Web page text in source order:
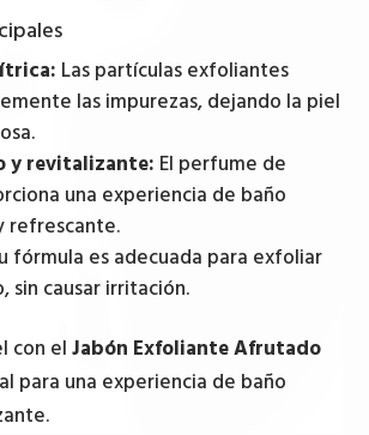
Las partículas exfoliantes
las impurezas, dejando la piel
y revitalizante: El perfume de
una experiencia de baño
refrescante.
fórmula es adecuada para exfoliar
sin causar irritación.
con elJabón Exfoliante Afrutado
para una experiencia de baño